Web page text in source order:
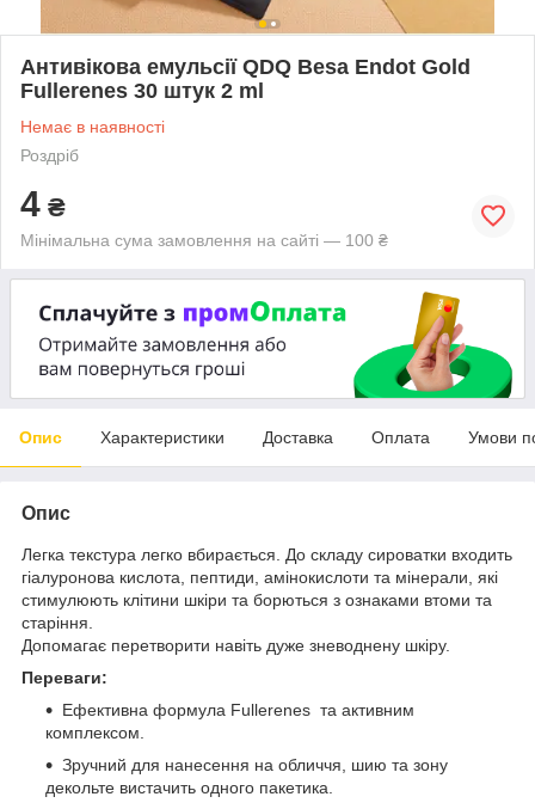
Антивікова емульсії QDQ Besa Endot Gold
Fullerenes 30 штук 2 ml
Немає в наявності
Роздріб
4 ₴
Мінімальна сума замовлення на сайті — 100 ₴
Опис Характеристики Доставка Оплата Умови
Опис
Легка текстура легко вбирається. До складу сироватки входить
гіалуронова кислота, пептиди, амінокислоти та мінерали, які
стимулюють клітини шкіри та борються з ознаками втоми та
старіння.
Допомагає перетворити навіть дуже зневоднену шкіру.
Переваги:
Ефективна формула Fullerenes та активним
комплексом.
Зручний для нанесення на обличчя, шию та зону
декольте вистачить одного пакетика.